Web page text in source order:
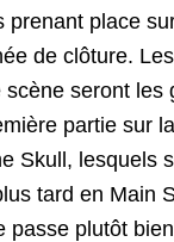
prenant place
de clôture.
scène seront les
partie sur
Skull, lesquels
tard en Main
passe plutôt